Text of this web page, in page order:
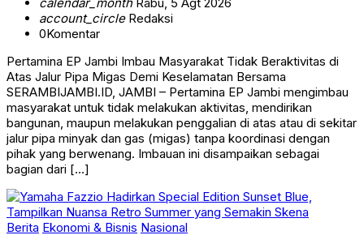
account_circleRedaksi
0Komentar
Pertamina EP Jambi Imbau Masyarakat Tidak Beraktivitas di
Atas Jalur Pipa Migas Demi Keselamatan Bersama
SERAMBIJAMBI.ID, JAMBI – Pertamina EP Jambi mengimbau
masyarakat untuk tidak melakukan aktivitas, mendirikan
bangunan, maupun melakukan penggalian di atas atau di sekitar
jalur pipa minyak dan gas (migas) tanpa koordinasi dengan
pihak yang berwenang. Imbauan ini disampaikan sebagai
bagian dari […]
Berita Ekonomi & Bisnis Nasional